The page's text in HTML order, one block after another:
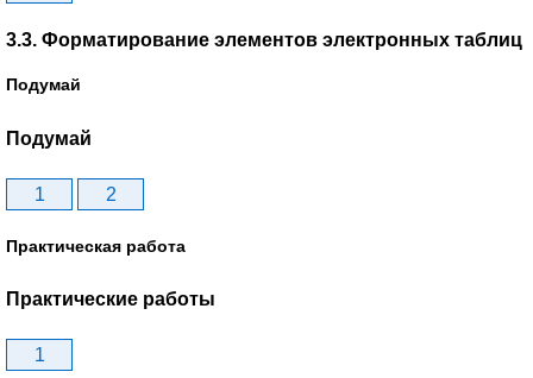
3.3. Форматирование элементов электронных таблиц
Подумай
Подумай
1 2
Практическая работа
Практические работы
1